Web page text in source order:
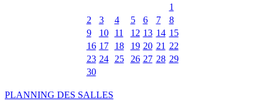
1
2
3 4 5 6 7
8
9
10 11 12 13 14 15
16 17 18 19 20 21 22
23 24 25 26 27 28 29
30
PLANNING DES SALLES